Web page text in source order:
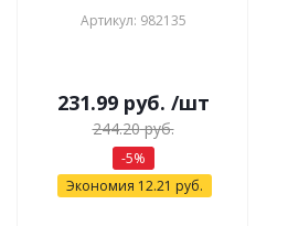
Артикул: 982135
231.99руб. /шт
244.20руб.
-5%
Экономия 12.21 руб.